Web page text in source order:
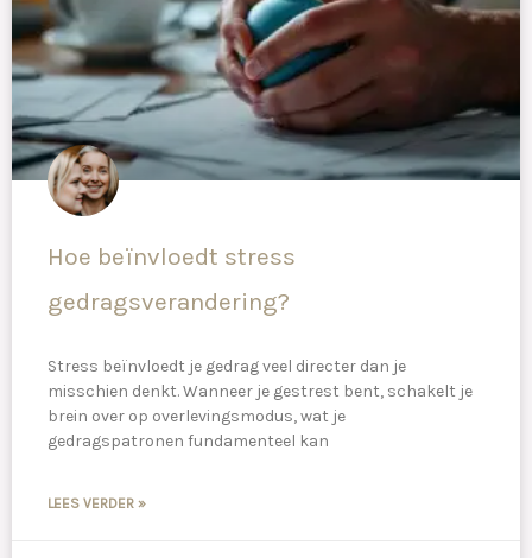
Hoe beïnvloedt stress
gedragsverandering?
Stress beïnvloedt je gedrag veel directer dan je
misschien denkt. Wanneer je gestrest bent, schakelt je
brein over op overlevingsmodus, wat je
gedragspatronen fundamenteel kan
LEES VERDER »